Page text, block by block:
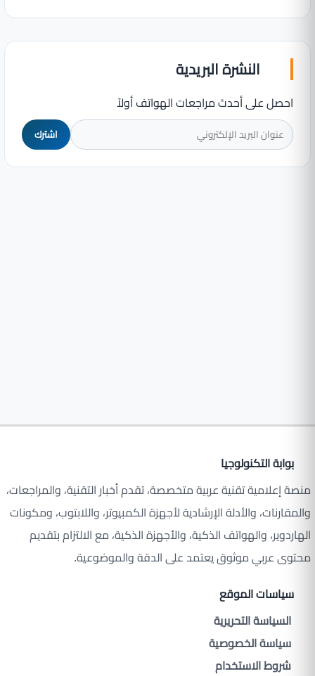
النشرة البريدية
احصل على أحدث مراجعات الهواتف أولاً
اشترك
بوابة التكنولوجيا
منصة إعلامية تقنية عربية متخصصة، تقدم أخبار التقنية، والمراجعات،
والمقارنات، والأدلة الإرشادية لأجهزة الكمبيوتر، واللابتوب، ومكونات
الهاردوير، والهواتف الذكية، والأجهزة الذكية، مع الالتزام بتقديم
محتوى عربي موثوق يعتمد على الدقة والموضوعية.
سياسات الموقع
السياسة التحريرية
سياسة الخصوصية
شروط الاستخدام